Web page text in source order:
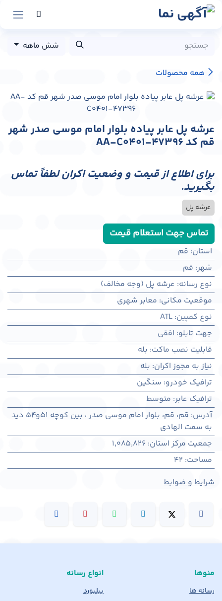
پرش به محتوا
همه محصولات
شش ماهه
عرشه پل عابر پیاده بلوار امام موسی صدر شهر
قم کد AA-C0401-47396
برای اطلاع از قیمت و وضعیت اکران لطفاً تماس
بگیرید.
عرشه پل
تماس جهت استعلام قیمت
استان: قم
شهر: قم
نوع رسانه: عرشه پل (وجه مخالف)
موقعیت مکانی: معابر شهری
نوع کمپین:
ATL
جهت تابلو: افقی
قابلیت نصب ماکت: بله
نیاز به مجوز اکران: بله
ترافیک خودرو: سنگین
ترافیک عابر: متوسط
آدرس:
قم، قم، بلوار امام موسی صدر ، بین کوچه 51و54 ديد
به سمت الهادی
جمعیت مرکز استان:
1,085,826
مساحت:
42
شرایط و ضوابط
منوها
رسانه ها
انواع رسانه
بیلبورد